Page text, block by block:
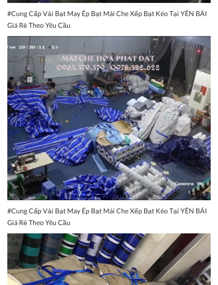
#Cung Cấp Vải Bạt May Ép Bạt Mái Che Xếp Bạt Kéo Tại YÊN BÁI
Giá Rẻ Theo Yêu Cầu
#Cung Cấp Vải Bạt May Ép Bạt Mái Che Xếp Bạt Kéo Tại YÊN BÁI
Giá Rẻ Theo Yêu Cầu